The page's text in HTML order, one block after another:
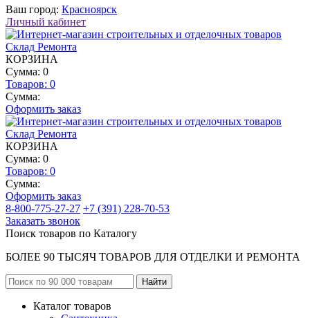
Ваш город: Красноярск
Личный кабинет
КОРЗИНА
Сумма: 0
Товаров: 0
Сумма:
Оформить заказ
КОРЗИНА
Сумма: 0
Товаров: 0
Сумма:
Оформить заказ
8-800-775-27-27 +7 (391) 228-70-53
Заказать звонок
Поиск товаров по Каталогу
БОЛЕЕ 90 ТЫСЯЧ ТОВАРОВ ДЛЯ ОТДЕЛКИ И РЕМОНТА
Каталог товаров